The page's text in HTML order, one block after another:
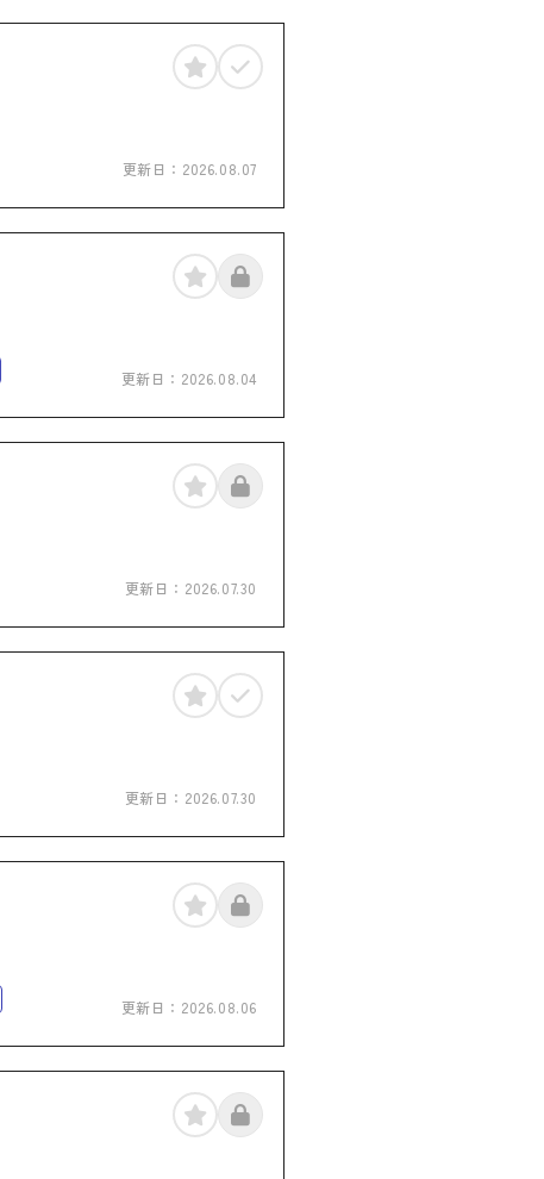
更新日： 2026.08.07
更新日： 2026.08.04
更新日： 2026.07.30
更新日： 2026.07.30
更新日： 2026.08.06